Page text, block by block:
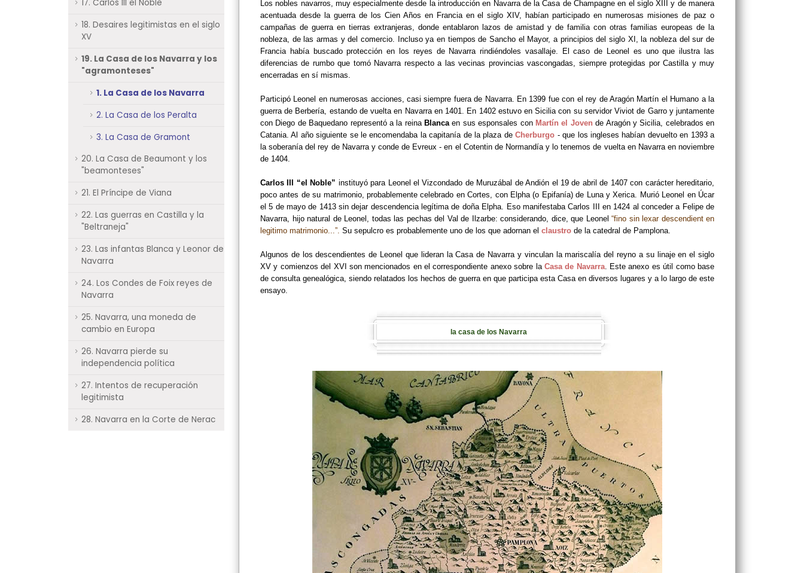
17. Carlos III el Noble
18. Desaires legitimistas en el siglo
XV
19. La Casa de los Navarra y los
"agramonteses"
1. La Casa de los Navarra
2. La Casa de los Peralta
3. La Casa de Gramont
20. La Casa de Beaumont y los
"beamonteses"
21. El Príncipe de Viana
22. Las guerras en Castilla y la
"Beltraneja"
23. Las infantas Blanca y Leonor de
Navarra
24. Los Condes de Foix reyes de
Navarra
25. Navarra, una moneda de
cambio en Europa
26. Navarra pierde su
independencia política
27. Intentos de recuperación
legitimista
28. Navarra en la Corte de Nerac
Los nobles navarros, muy especialmente desde la introducción en Navarra de la Casa de Champagne en el siglo XIII y de manera
acentuada desde la guerra de los Cien Años en Francia en el siglo XIV, habían participado en numerosas misiones de paz o
campañas de guerra en tierras extranjeras, donde entablaron lazos de amistad y de familia con otras familias europeas de la
nobleza, de las armas y del comercio. Incluso ya en tiempos de Sancho el Mayor, a principios del siglo XI, la nobleza del sur de
Francia había buscado protección en los reyes de Navarra rindiéndoles vasallaje. El caso de Leonel es uno que ilustra las
diferencias de rumbo que tomó Navarra respecto a las vecinas provincias vascongadas, siempre protegidas por Castilla y muy
encerradas en sí mismas.
Participó Leonel en numerosas acciones, casi siempre fuera de Navarra. En 1399 fue con el rey de Aragón Martín el Humano a la
guerra de Berbería, estando de vuelta en Navarra en 1401. En 1402 estuvo en Sicilia con su servidor Viviot de Garro y juntamente
con Diego de Baquedano representó a la reina Blancaen sus esponsales con Martín el Joven de Aragón y Sicilia, celebrados en
Catania. Al año siguiente se le encomendaba la capitanía de la plaza deCherburgo - que los ingleses habían devuelto en 1393 a
la soberanía del rey de Navarra y conde de Evreux - en el Cotentin de Normandía y lo tenemos de vuelta en Navarra en noviembre
de 1404.
Carlos III “el Noble” instituyó para Leonel elVizcondado de Muruzábal de Andión el 19 de abril de 1407 con carácter hereditario,
poco antes de su matrimonio, probablemente celebrado en Cortes, con Elpha (o Epifanía) de Luna y Xerica. Murió Leonel en Úcar
el 5 de mayo de 1413 sin dejar descendencia legítima de doña Elpha. Eso manifestaba Carlos III en 1424 al conceder a Felipe de
Navarra, hijo natural de Leonel, todas las pechas del Val de Ilzarbe: considerando, dice, que Leonel “fino sin lexar descendient en
legitimo matrimonio...”. Su sepulcro es probablemente uno de los que adornan el claustro de la catedral de Pamplona.
Algunos de los descendientes de Leonel que lideran la Casa de Navarra y vinculan la mariscalía del reyno a su linaje en el siglo
XV y comienzos del XVI son mencionados en el correspondiente anexo sobre la Casa de Navarra. Este anexo es útil como base
de consulta genealógica, siendo relatados los hechos de guerra en que participa esta Casa en diversos lugares y a lo largo de este
ensayo.
la casa de los Navarra